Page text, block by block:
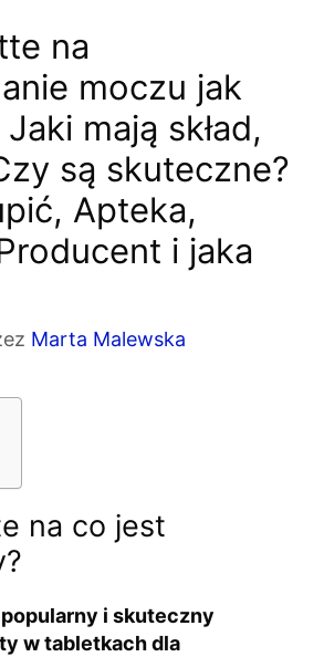
na
moczu jak
Jaki mają skład,
są skuteczne?
Apteka,
i jaka
Marta Malewska
na co jest
i skuteczny
w tabletkach dla